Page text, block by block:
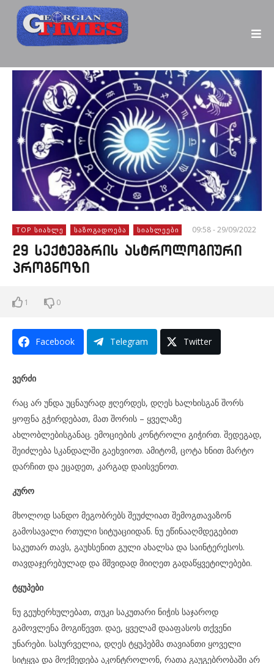
TOP ᲡᲘᲐᲮᲚᲔ ᲡᲐᲖᲝᲒᲐᲓᲝᲔᲑᲐ ᲡᲘᲐᲮᲚᲔᲔᲑᲘ 09:58 - 29/09/2022
29 სექტემბრის ასტროლოგიური
პროგნოზი
1 0
Facebook Telegram Twitter
ვერძი
რაც არ უნდა უცნაურად ჟღერდეს, დღეს ხალხისგან შორს
ყოფნა გჭირდებათ, მათ შორის – ყველაზე
ახლობლებისგანაც. ემოციების კონტროლი გიჭირთ. შედეგად,
შეიძლება სკანდალში გაეხვიოთ. ამიტომ, ცოტა ხნით მარტო
დარჩით და ეცადეთ, კარგად დაისვენოთ.
კურო
მხოლოდ სანდო მეგობრებს შეუძლიათ შემოგთავაზონ
გამოსავალი რთული სიტუაციიდან. ნუ ეწინააღმდეგებით
საკუთარ თავს, გაუხსენით გული ახალსა და საინტერესოს.
თავდაჯერებულად და მშვიდად მიიღეთ გადაწყვეტილებები.
ტყუპები
ნუ გეუხერხულებათ, თუკი საკუთარი ნიჭის საჯაროდ
გამოვლენა მოგიწევთ. დაე, ყველამ დააფასოს თქვენი
უნარები. სასურველია, დღეს ტყუპებმა თავიანთი ყოველი
სიტყვა და მოქმედება აკონტროლონ, რათა გაუგებრობაში არ